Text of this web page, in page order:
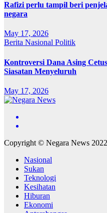
Rafizi perlu tampil beri
negara
May 17, 2026
Berita Nasional Politik
Kontroversi Dana Asing
Siasatan Menyeluruh
May 17, 2026
Copyright © Negara News
Nasional
Sukan
Teknologi
Kesihatan
Hiburan
Ekonomi